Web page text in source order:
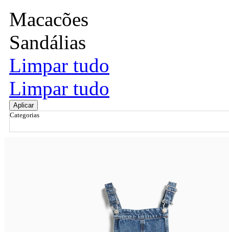
Macacões
Sandálias
Limpar tudo
Limpar tudo
Aplicar
Categorias
Nome do Produto A - Z
Nome do Produto Z - A